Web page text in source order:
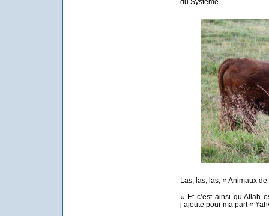
Las, las, las, « Animaux
« Et c’est ainsi qu’Allah
j’ajoute pour ma part «